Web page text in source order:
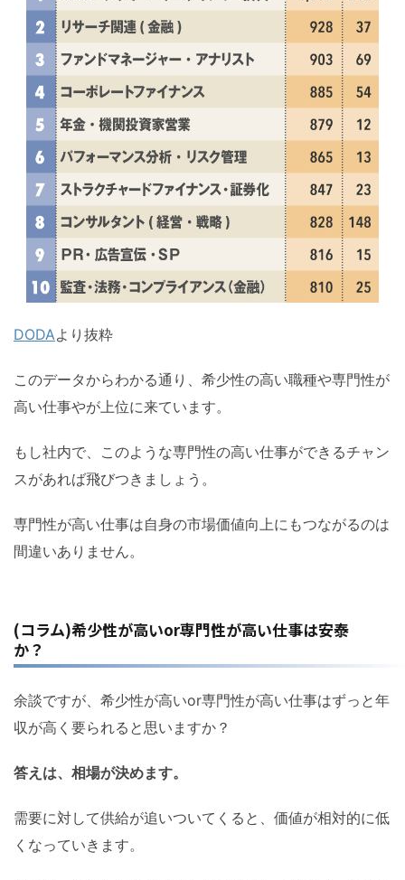
DODAより抜粋
このデータからわかる通り、希少性の高い職種や専門性が
高い仕事やが上位に来ています。
もし社内で、このような専門性の高い仕事ができるチャン
スがあれば飛びつきましょう。
専門性が高い仕事は自身の市場価値向上にもつながるのは
間違いありません。
(コラム)希少性が高いor専門性が高い仕事は安泰
か？
余談ですが、希少性が高いor専門性が高い仕事はずっと年
収が高く要られると思いますか？
答えは、相場が決めます。
需要に対して供給が追いついてくると、価値が相対的に低
くなっていきます。